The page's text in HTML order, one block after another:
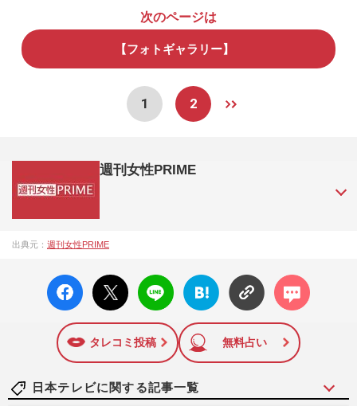
次のページは
【フォトギャラリー】
1 2
週刊女性PRIME
成27年）1月に開設された主婦と生活社が運営する日本のニュ
陣の執筆記事を配信するほか、女性週刊誌『週刊女性』の誌
面に掲載された記事から、インターネット利用者層にとって
特に関心の高い題材の記事を、WEB向けにリライトして配信
しています！
出典元： 週刊女性PRIME
facebo
ok い
X ポス
ト
LINE
はてな
ブック
に追加
コメン
ト
タレコミ投稿 無料占い
日本テレビに関する記事一覧